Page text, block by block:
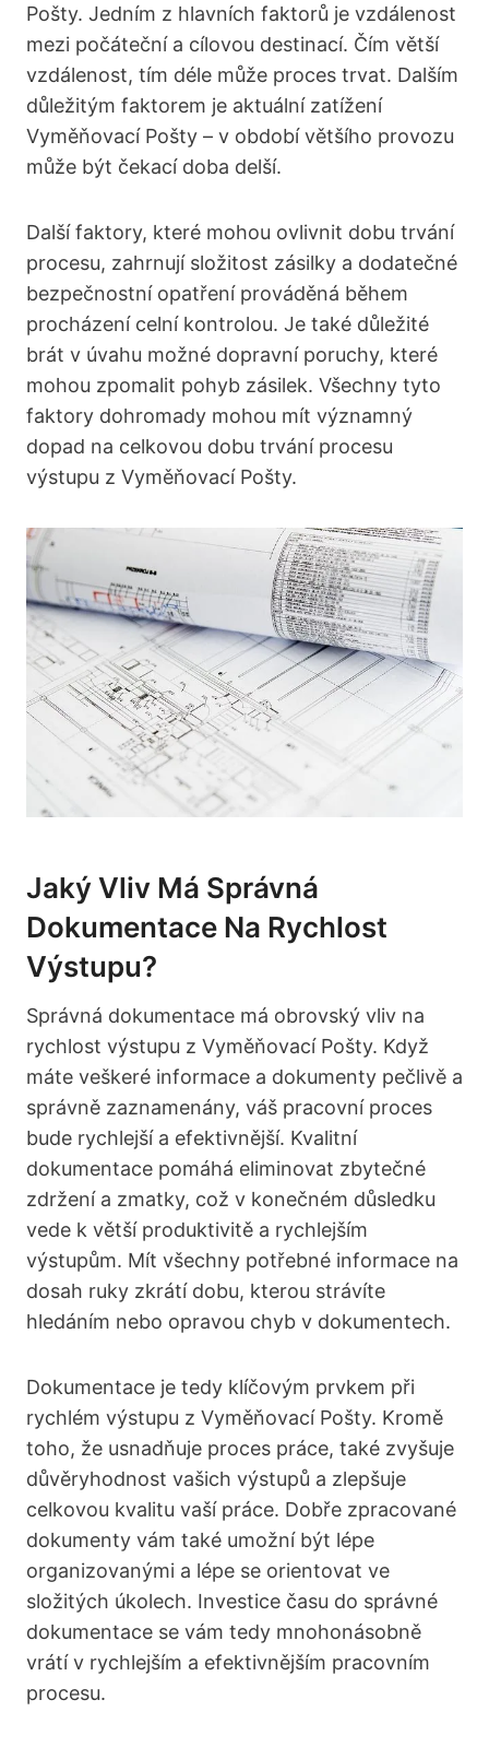
Pošty. Jedním z hlavních faktorů je vzdálenost
mezi počáteční a cílovou destinací. Čím větší
vzdálenost, tím déle může proces trvat. Dalším
důležitým faktorem je aktuální zatížení
Vyměňovací Pošty – v období většího provozu
může být čekací doba delší.
Další faktory, které mohou ovlivnit dobu trvání
procesu, zahrnují složitost zásilky a dodatečné
bezpečnostní opatření prováděná během
procházení celní kontrolou. Je také důležité
brát v úvahu možné dopravní poruchy, které
mohou zpomalit pohyb zásilek. Všechny tyto
faktory dohromady mohou mít významný
dopad na celkovou dobu trvání procesu
výstupu z Vyměňovací Pošty.
Jaký Vliv Má Správná
Dokumentace Na Rychlost
Výstupu?
Správná dokumentace má obrovský vliv na
rychlost výstupu z Vyměňovací Pošty. Když
máte veškeré informace a dokumenty pečlivě a
správně zaznamenány, váš pracovní proces
bude rychlejší a efektivnější. Kvalitní
dokumentace pomáhá eliminovat zbytečné
zdržení a zmatky, což v konečném důsledku
vede k větší produktivitě a rychlejším
výstupům. Mít všechny potřebné informace na
dosah ruky zkrátí dobu, kterou strávíte
hledáním nebo opravou chyb v dokumentech.
Dokumentace je tedy klíčovým prvkem při
rychlém výstupu z Vyměňovací Pošty. Kromě
toho, že usnadňuje proces práce, také zvyšuje
důvěryhodnost vašich výstupů a zlepšuje
celkovou kvalitu vaší práce. Dobře zpracované
dokumenty vám také umožní být lépe
organizovanými a lépe se orientovat ve
složitých úkolech. Investice času do správné
dokumentace se vám tedy mnohonásobně
vrátí v rychlejším a efektivnějším pracovním
procesu.